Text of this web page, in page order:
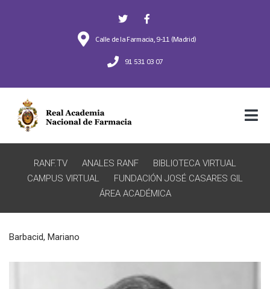
Calle de la Farmacia, 9-11 (Madrid)
91 531 03 07
RANF.TV ANALES RANF
BIBLIOTECA VIRTUAL
CAMPUS VIRTUAL
FUNDACIÓN JOSÉ CASARES GIL
ÁREA ACADÉMICA
Barbacid, Mariano